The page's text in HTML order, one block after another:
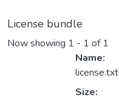
License bundle
Now showing 1 - 1 of 1
Name:
license.txt
Size: